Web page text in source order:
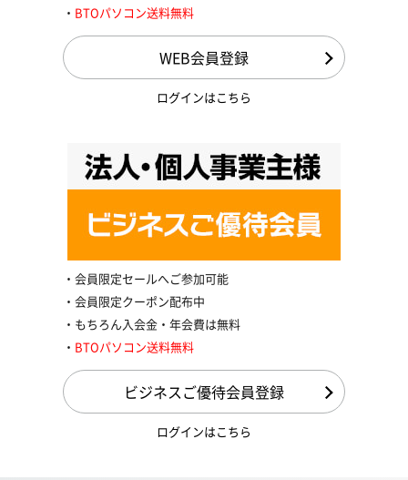
BTOパソコン送料無料
WEB会員登録
ログインはこちら
会員限定セールへご参加可能
会員限定クーポン配布中
もちろん入会金・年会費は無料
BTOパソコン送料無料
ビジネスご優待会員登録
ログインはこちら